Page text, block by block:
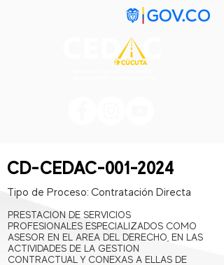
CD-CEDAC-001-2024
Tipo de Proceso: Contratación Directa
PRESTACION DE SERVICIOS
PROFESIONALES ESPECIALIZADOS COMO
ASESOR EN EL AREA DEL DERECHO, EN LAS
ACTIVIDADES DE LA GESTION
CONTRACTUAL Y CONEXAS A ELLAS DE